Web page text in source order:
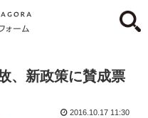
、新政策に賛成票
2016.10.17 11:30